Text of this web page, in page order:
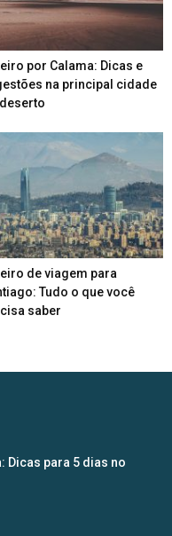
por Calama: Dicas e
na principal cidade
de viagem para
Tudo o que você
saber
Dicas para 5 dias no